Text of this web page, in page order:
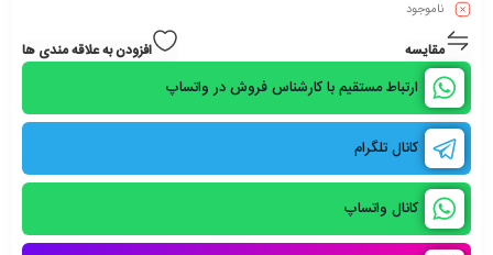
ناموجود
مقایسه افزودن به علاقه مندی ها
ارتباط مستقیم با کارشناس فروش در واتساپ
کانال تلگرام
کانال واتساپ